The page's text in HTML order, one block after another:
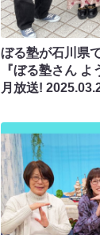
ぼる塾が石川県
『ぼる塾さん
月放送!